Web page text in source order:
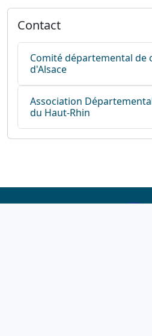
Contact
Comité départemental de
d'Alsace
Association
du Haut-Rhin